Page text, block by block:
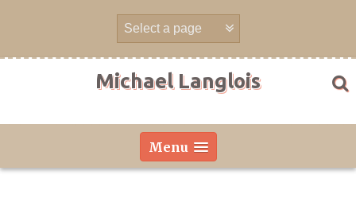
Michael Langlois
Menu